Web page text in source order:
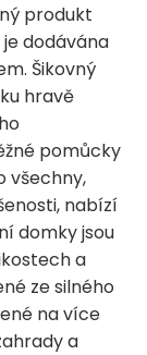
produkt
dodávána
Šikovný
hravě
pomůcky
všechny,
nabízí
domky jsou
a
ze silného
na více
a